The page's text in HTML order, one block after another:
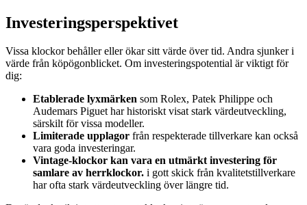
Investeringsperspektivet
Vissa klockor behåller eller ökar sitt värde över tid. Andra sjunker i
värde från köpögonblicket. Om investeringspotential är viktigt för
dig:
Etablerade lyxmärken som Rolex, Patek Philippe och
Audemars Piguet har historiskt visat stark värdeutveckling,
särskilt för vissa modeller.
Limiterade upplagor från respekterade tillverkare kan också
vara goda investeringar.
Vintage-klockor kan vara en utmärkt investering för
samlare av herrklockor. i gott skick från kvalitetstillverkare
har ofta stark värdeutveckling över längre tid.